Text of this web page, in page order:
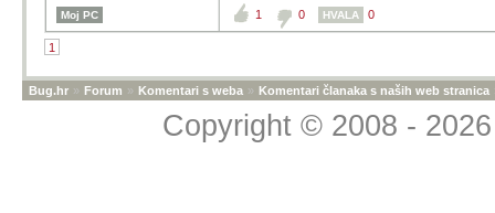
Moj PC 1 0 HVALA 0
1
Bug.hr » Forum » Komentari s weba » Komentari članaka s naših web stranica
Copyright © 2008 -